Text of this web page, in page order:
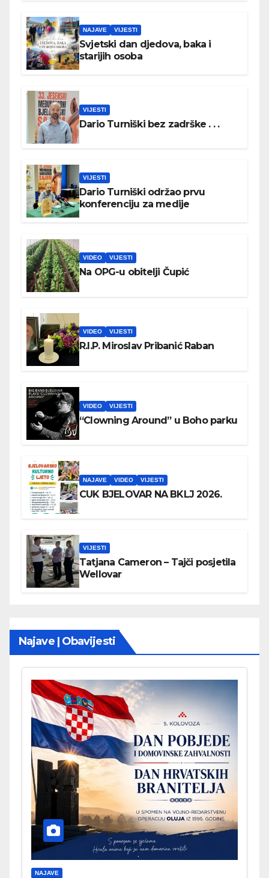
NAJAVE VIJESTI
Svjetski dan djedova, baka i
starijih osoba
VIJESTI
Dario Turniški bez zadrške . . .
VIJESTI
Dario Turniški održao prvu
konferenciju za medije
VIDEO VIJESTI
Na OPG-u obitelji Čupić
VIDEO VIJESTI
R.I.P. Miroslav Pribanić Raban
VIDEO VIJESTI
“Clowning Around” u Boho parku
NAJAVE VIDEO VIJESTI
CUK BJELOVAR NA BKLJ 2026.
VIJESTI
Tatjana Cameron – Tajči posjetila
Wellovar
Najave | Obavijesti
NAJAVE